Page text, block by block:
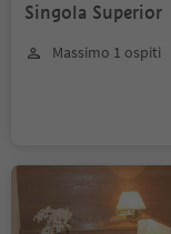
Singola Superior
Massimo 1 ospiti